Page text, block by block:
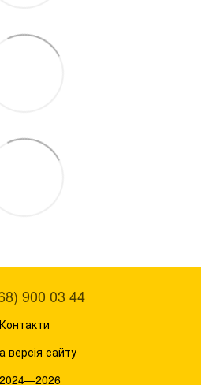
900 03 44
Контакти
версія сайту